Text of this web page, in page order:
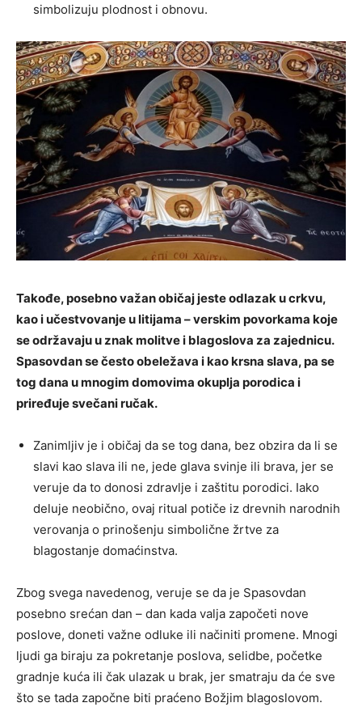
simbolizuju plodnost i obnovu.
Takođe, posebno važan običaj jeste odlazak u crkvu,
kao i učestvovanje u litijama – verskim povorkama koje
se održavaju u znak molitve i blagoslova za zajednicu.
Spasovdan se često obeležava i kao krsna slava, pa se
tog dana u mnogim domovima okuplja porodica i
priređuje svečani ručak.
Zanimljiv je i običaj da se tog dana, bez obzira da li se
slavi kao slava ili ne, jede glava svinje ili brava, jer se
veruje da to donosi zdravlje i zaštitu porodici. Iako
deluje neobično, ovaj ritual potiče iz drevnih narodnih
verovanja o prinošenju simbolične žrtve za
blagostanje domaćinstva.
Zbog svega navedenog, veruje se da je Spasovdan
posebno srećan dan – dan kada valja započeti nove
poslove, doneti važne odluke ili načiniti promene. Mnogi
ljudi ga biraju za pokretanje poslova, selidbe, početke
gradnje kuća ili čak ulazak u brak, jer smatraju da će sve
što se tada započne biti praćeno Božjim blagoslovom.